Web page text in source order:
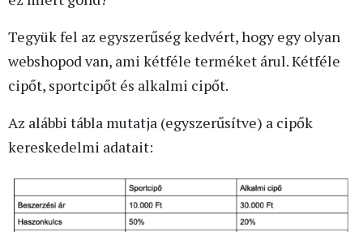
Tegyük fel az egyszerűség kedvért, hogy egy olyan
webshopod van, ami kétféle terméket árul. Kétféle
cipőt, sportcipőt és alkalmi cipőt.
Az alábbi tábla mutatja (egyszerűsítve) a cipők
kereskedelmi adatait: